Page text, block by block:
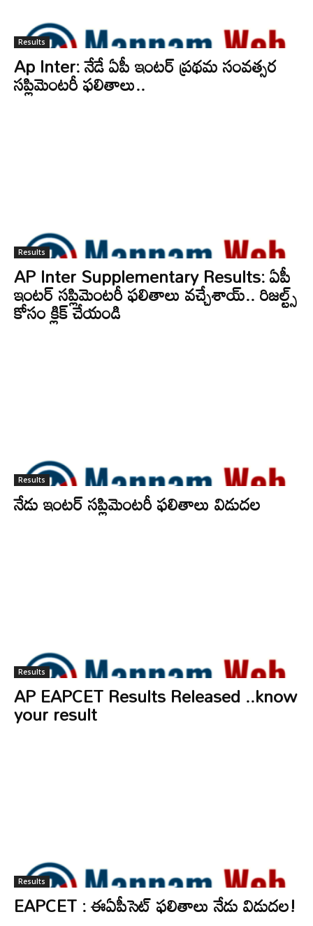
Results
Ap Inter: నేడే ఏపీ ఇంటర్‌ ప్రథమ సంవత్సర
సప్లిమెంటరీ ఫలితాలు..
Results
AP Inter Supplementary Results: ఏపీ
ఇంటర్‌ సప్లిమెంటరీ ఫలితాలు వచ్చేశాయ్‌.. రిజల్ట్స్‌
కోసం క్లిక్‌ చేయండి
Results
నేడు ఇంటర్‌ సప్లిమెంటరీ ఫలితాలు విడుదల
Results
AP EAPCET Results Released ..know
your result
Results
EAPCET : ఈఏపీసెట్ ఫలితాలు నేడు విడుదల!